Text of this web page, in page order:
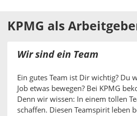
KPMG als
Wir sind ein Team
Ein gutes Team ist Dir wichtig? Du
Job etwas bewegen? Bei KPMG
Denn wir wissen: In einem tollen
schaffen. Diesen Teamspirit leben